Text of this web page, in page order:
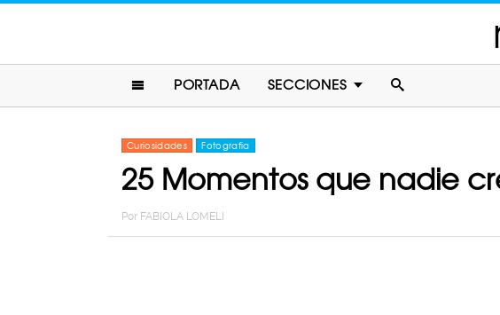
PORTADA SECCIONES
Curiosidades Fotografia
25 Momentos que nadie
Por FABIOLA LOMELI